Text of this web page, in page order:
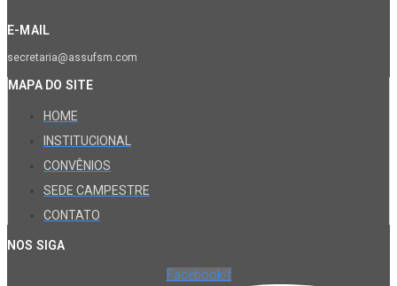
E-MAIL
secretaria@assufsm.com
MAPA DO SITE
HOME
INSTITUCIONAL
CONVÊNIOS
SEDE CAMPESTRE
CONTATO
NOS SIGA
Facebook-f